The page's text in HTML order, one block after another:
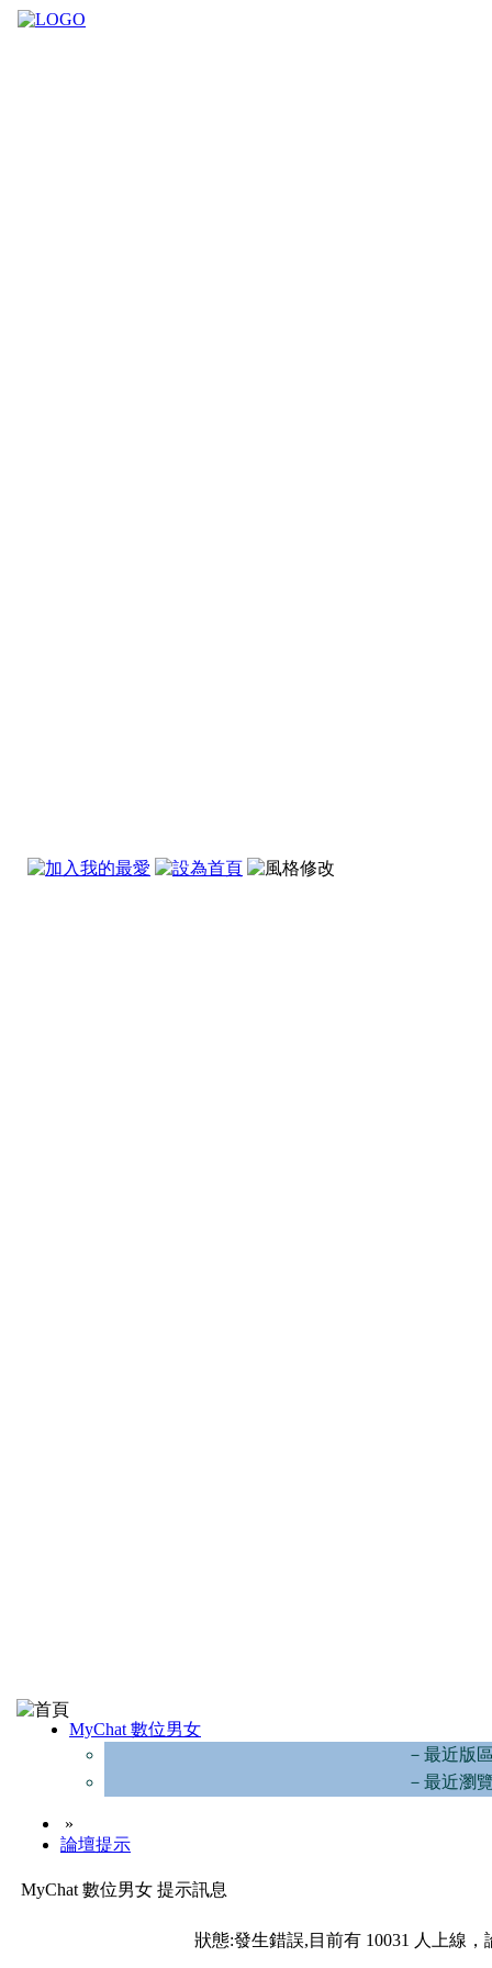
MyChat 數位男女
－最近版
－最近瀏
»
論壇提示
MyChat 數位男女 提示訊息
狀態:發生錯誤,目前有 10031 人上線